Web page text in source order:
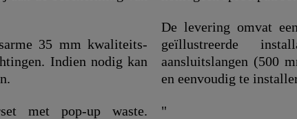
35 mm kwaliteits-
Indien nodig kan
met pop-up waste.
De levering omvat
geïllustreerde
aansluitslangen (500
en eenvoudig te
"